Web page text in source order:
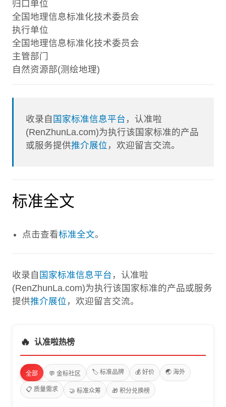
归口单位
全国地理信息标准化技术委员会
执行单位
全国地理信息标准化技术委员会
主管部门
自然资源部(测绘地理)
收录自 国家标准信息平台 ，认准啦
(RenZhunLa.com)为执行该国家标准的产品
或服务提供推介展位 ，欢迎留言交流。
标准全文
点击查看标准全文。
收录自 国家标准信息平台 ，认准啦
(RenZhunLa.com)为执行该国家标准的产品或服务
提供推介展位 ，欢迎留言交流。
🔥 认准啦热榜
全部 💬 金标社区 🏷️ 标准品牌 💰 好价 🌏 海外
📋 质量需求 🤝 标准众筹 🎁 积分兑换榜